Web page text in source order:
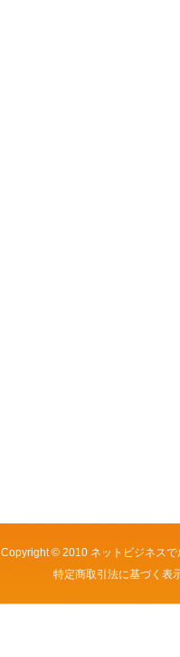
Copyright © 2010 ネットビジネス
特定商取引法に基づく表